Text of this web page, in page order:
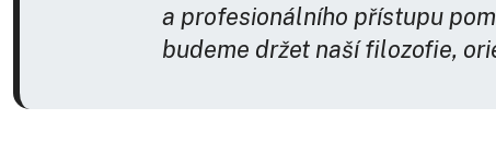
a profesionálního přístupu
budeme držet naší filozofie,